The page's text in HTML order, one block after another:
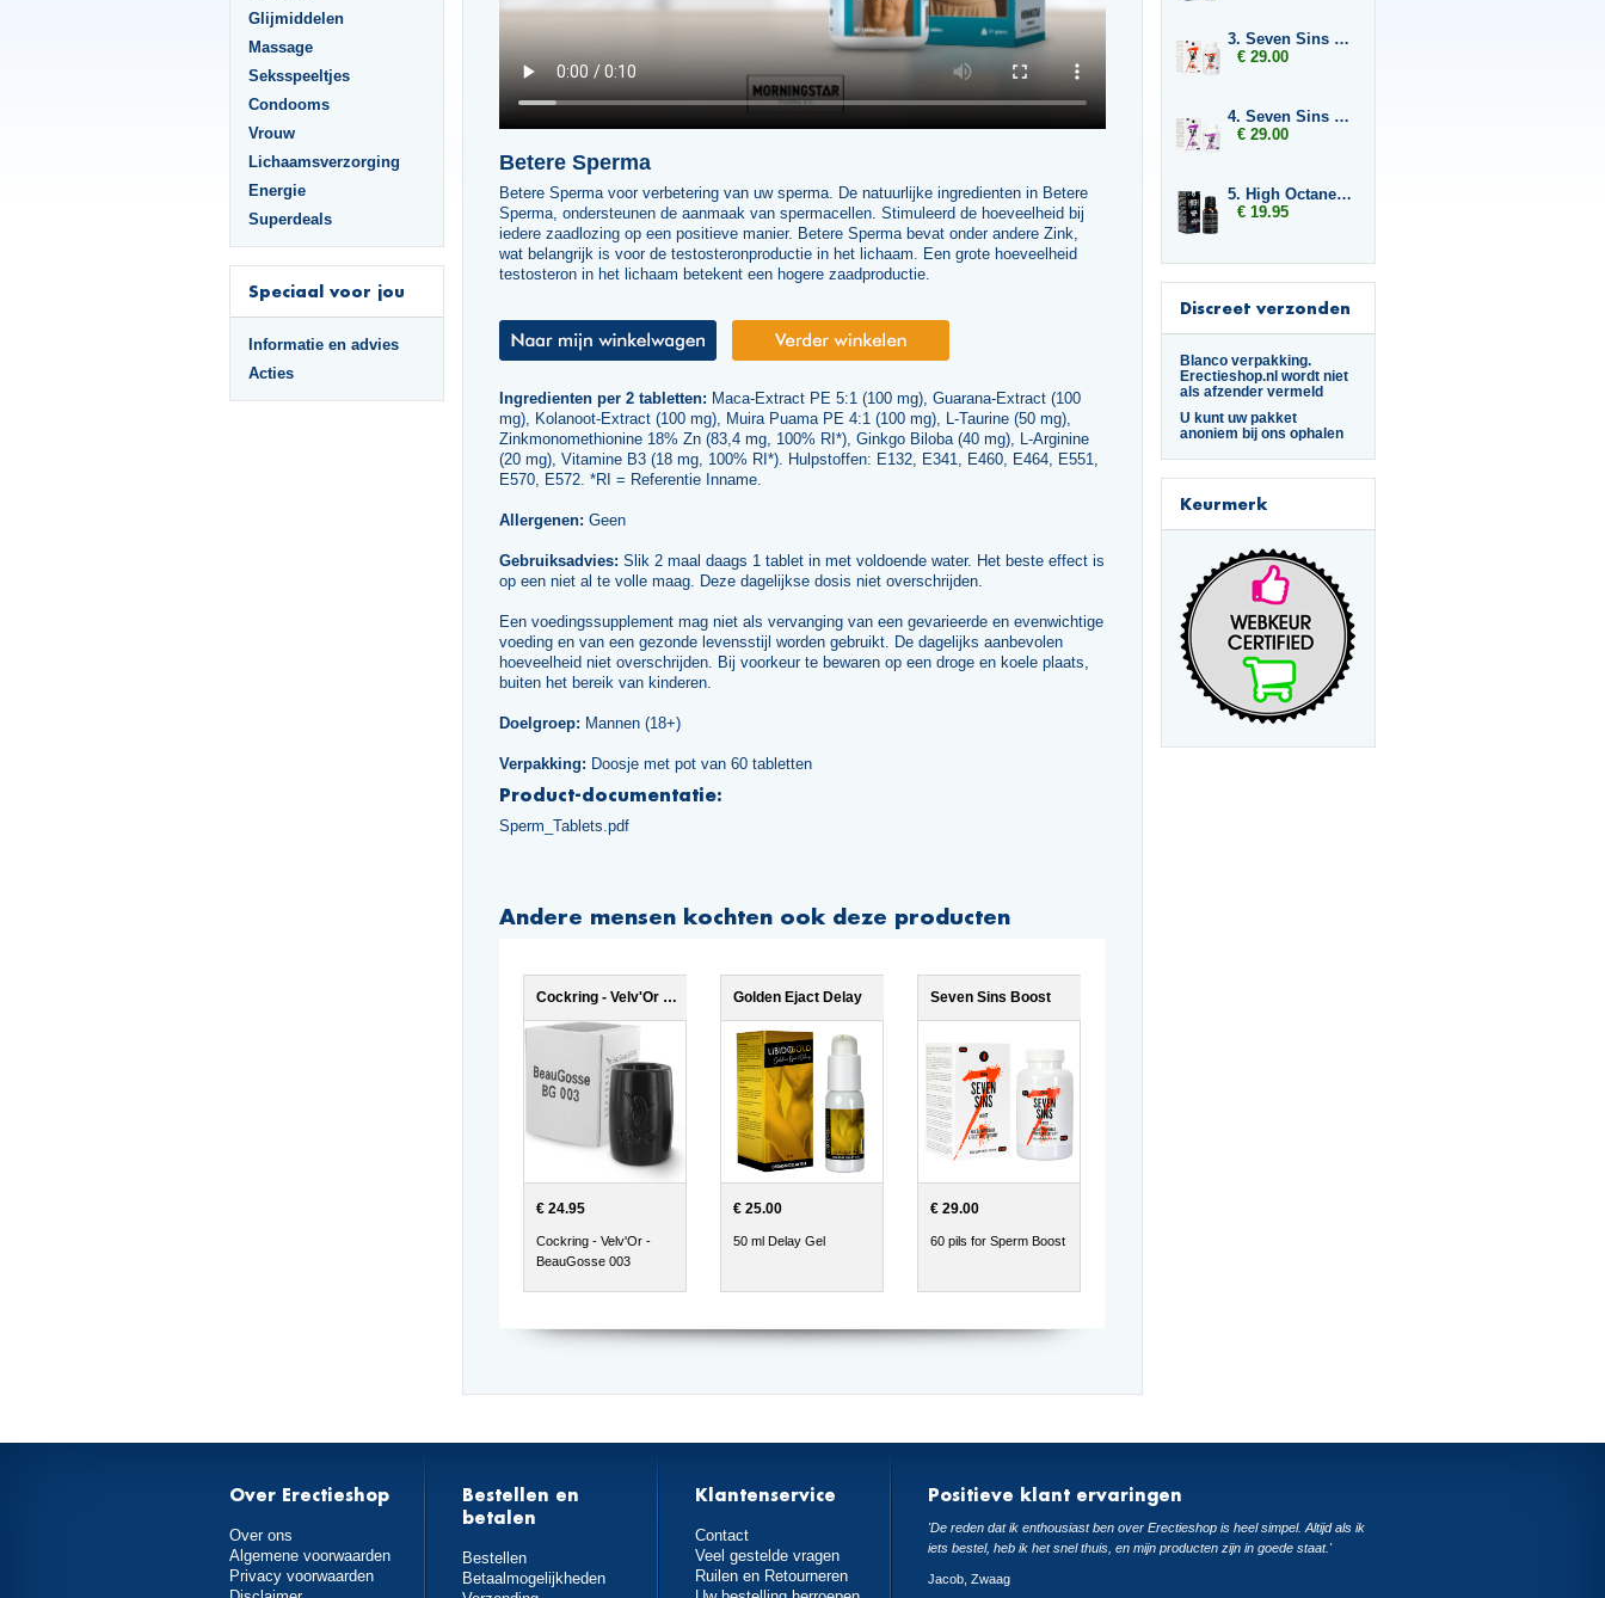
Glijmiddelen
Massage
Seksspeeltjes
Condooms
Vrouw
Lichaamsverzorging
Energie
Superdeals
Speciaal voor jou
Informatie en advies
Acties
Betere Sperma
Betere Sperma voor verbetering van uw sperma. De natuurlijke ingredienten in Betere
Sperma, ondersteunen de aanmaak van spermacellen. Stimuleerd de hoeveelheid bij
iedere zaadlozing op een positieve manier. Betere Sperma bevat onder andere Zink,
wat belangrijk is voor de testosteronproductie in het lichaam. Een grote hoeveelheid
testosteron in het lichaam betekent een hogere zaadproductie.
Ingredienten per 2 tabletten: Maca-Extract PE 5:1 (100 mg), Guarana-Extract (100
mg), Kolanoot-Extract (100 mg), Muira Puama PE 4:1 (100 mg), L-Taurine (50 mg),
Zinkmonomethionine 18% Zn (83,4 mg, 100% RI*), Ginkgo Biloba (40 mg), L-Arginine
(20 mg), Vitamine B3 (18 mg, 100% RI*). Hulpstoffen: E132, E341, E460, E464, E551,
E570, E572. *RI = Referentie Inname.
Allergenen: Geen
Gebruiksadvies: Slik 2 maal daags 1 tablet in met voldoende water. Het beste effect is
op een niet al te volle maag. Deze dagelijkse dosis niet overschrijden.
Een voedingssupplement mag niet als vervanging van een gevarieerde en evenwichtige
voeding en van een gezonde levensstijl worden gebruikt. De dagelijks aanbevolen
hoeveelheid niet overschrijden. Bij voorkeur te bewaren op een droge en koele plaats,
buiten het bereik van kinderen.
Doelgroep: Mannen (18+)
Verpakking: Doosje met pot van 60 tabletten
Product-documentatie:
Sperm_Tablets.pdf
Andere mensen kochten ook deze producten
Cockring - Velv'Or - BeauGosse 003
€ 24.95
Cockring - Velv'Or -
BeauGosse 003
Golden Ejact Delay
€ 25.00
50 ml Delay Gel
Seven Sins Boost
€ 29.00
60 pils for Sperm Boost
3. Seven Sins Boost
€ 29.00
4. Seven Sins Lust
€ 29.00
5. High Octane Spanish Fly
€ 19.95
Discreet verzonden
Blanco verpakking.
Erectieshop.nl wordt niet
als afzender vermeld
U kunt uw pakket
anoniem bij ons ophalen
Keurmerk
Over Erectieshop
Over ons
Algemene voorwaarden
Privacy voorwaarden
Bestellen en
betalen
Bestellen
Betaalmogelijkheden
Klantenservice
Contact
Veel gestelde vragen
Ruilen en Retourneren
Positieve klant ervaringen
'De reden dat ik enthousiast ben over Erectieshop is heel simpel. Altijd als ik
iets bestel, heb ik het snel thuis, en mijn producten zijn in goede staat.'
Jacob, Zwaag